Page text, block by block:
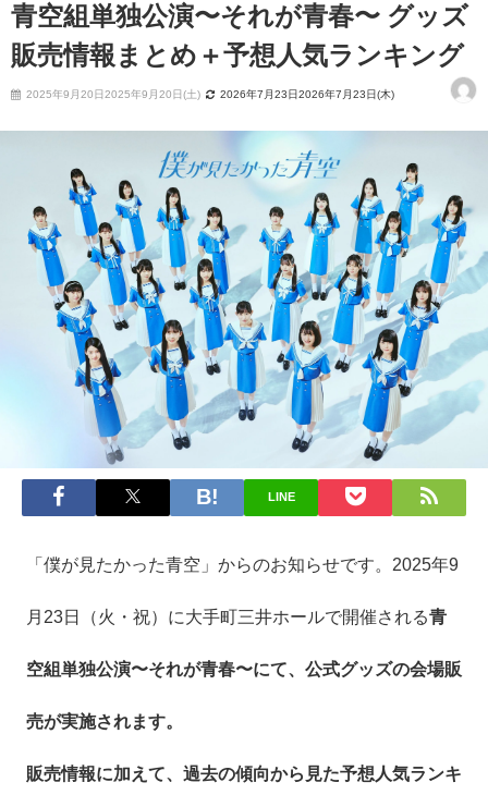
青空組単独公演〜それが青春〜 グッズ
販売情報まとめ＋予想人気ランキング
2025年9月20日2025年9月20日(土) 2026年7月23日2026年7月23日(木)
LINE
「僕が見たかった青空」からのお知らせです。2025年9
月23日（火・祝）に大手町三井ホールで開催される青
空組単独公演〜それが青春〜にて、公式グッズの会場販
売が実施されます。
販売情報に加えて、過去の傾向から見た予想人気ランキ